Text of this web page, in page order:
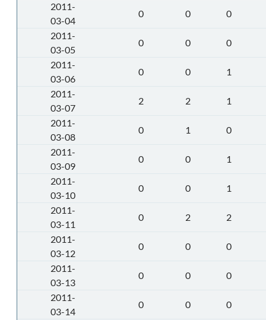
2011-
03-04
0 0
0
2011-
03-05
0 0
0
2011-
03-06
0 0
1
2011-
03-07
2 2
1
2011-
03-08
0 1
0
2011-
03-09
0 0
1
2011-
03-10
0 0
1
2011-
03-11
0 2
2
2011-
03-12
0 0
0
2011-
03-13
0 0
0
2011-
03-14
0 0
0